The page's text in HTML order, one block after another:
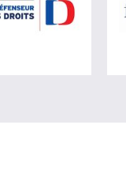
de France Travailvisiter